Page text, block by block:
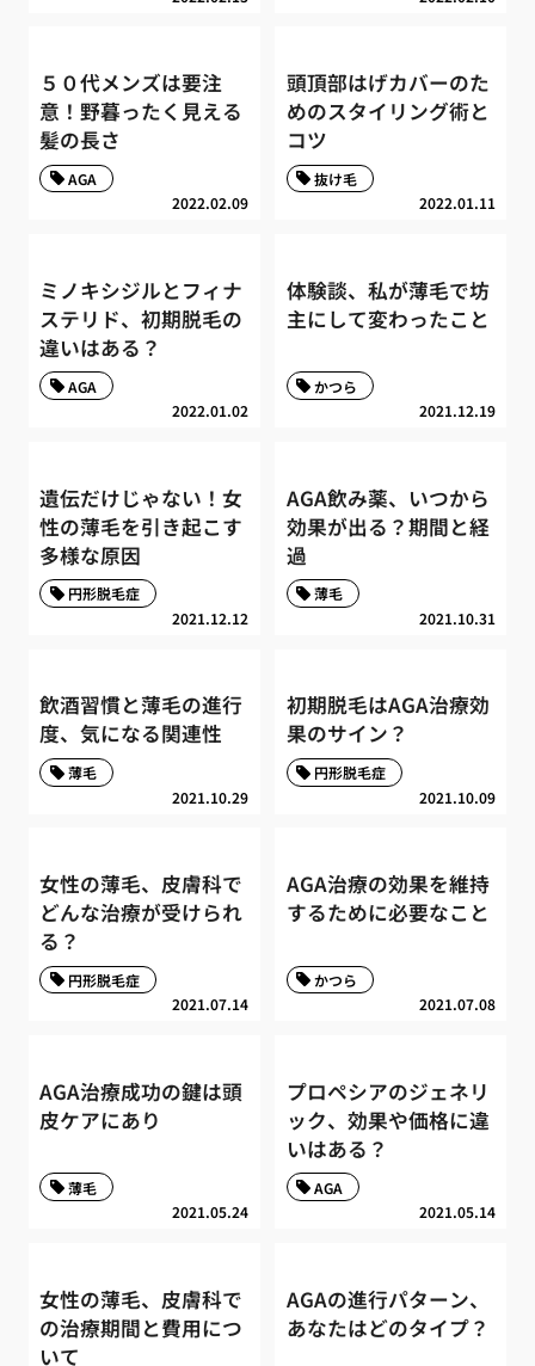
５０代メンズは要注
意！野暮ったく見える
髪の長さ
2022.02.09
AGA
頭頂部はげカバーのた
めのスタイリング術と
コツ
2022.01.11
抜け毛
ミノキシジルとフィナ
ステリド、初期脱毛の
違いはある？
2022.01.02
AGA
体験談、私が薄毛で坊
主にして変わったこと
2021.12.19
かつら
遺伝だけじゃない！女
性の薄毛を引き起こす
多様な原因
2021.12.12
円形脱毛症
AGA飲み薬、いつから
効果が出る？期間と経
過
2021.10.31
薄毛
飲酒習慣と薄毛の進行
度、気になる関連性
2021.10.29
薄毛
初期脱毛はAGA治療効
果のサイン？
2021.10.09
円形脱毛症
女性の薄毛、皮膚科で
どんな治療が受けられ
る？
2021.07.14
円形脱毛症
AGA治療の効果を維持
するために必要なこと
2021.07.08
かつら
AGA治療成功の鍵は頭
皮ケアにあり
2021.05.24
薄毛
プロペシアのジェネリ
ック、効果や価格に違
いはある？
2021.05.14
AGA
女性の薄毛、皮膚科で
の治療期間と費用につ
いて
AGAの進行パターン、
あなたはどのタイプ？